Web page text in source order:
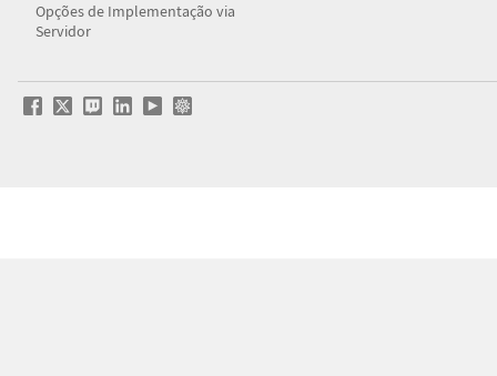
Opções de Implementação via
Servidor